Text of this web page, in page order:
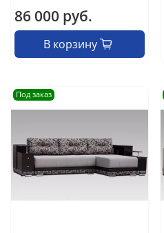
86 000 руб.
В корзину
Под заказ